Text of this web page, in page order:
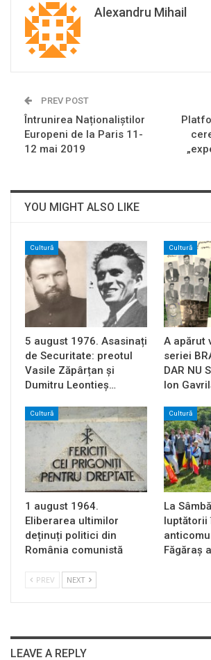
Alexandru Mihail
PREV POST
Întrunirea Naționaliștilor
Europeni de la Paris 11-
12 mai 2019
YOU MIGHT ALSO LIKE
Cultură
5 august 1976. Asasinați
de Securitate: preotul
Vasile Zăpârțan și
Dumitru Leontieș…
Cultură
A apărut
seriei
DAR NU
Ion
Cultură
1 august 1964.
Eliberarea ultimilor
deținuți politici din
România comunistă
Cultură
La
luptătorii
Făgăraș
PREV NEXT
LEAVE A REPLY